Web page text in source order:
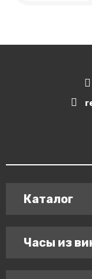
Каталог
Часы из